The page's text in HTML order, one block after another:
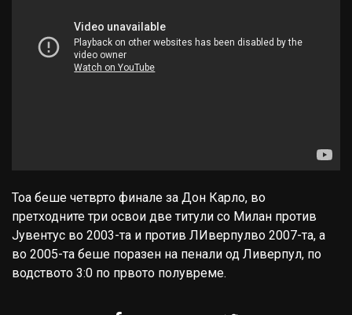
Тоа беше четврто финале за Дон Карло, во
претходните три освои две титули со Милан против
Јувентус во 2003-та и против ЛИверпулво 2007-та, а
во 2005-та беше поразен на пенали од Ливерпул, по
водството 3:0 по првото полувреме.